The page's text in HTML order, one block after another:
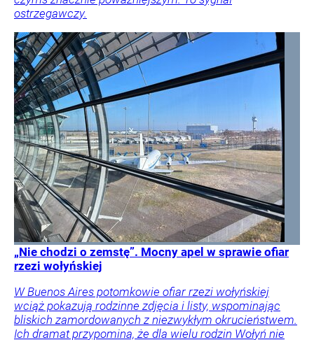
ostrzegawczy.
„Nie chodzi o zemstę”. Mocny apel w sprawie ofiar
rzezi wołyńskiej
W Buenos Aires potomkowie ofiar rzezi wołyńskiej
wciąż pokazują rodzinne zdjęcia i listy, wspominając
bliskich zamordowanych z niezwykłym okrucieństwem.
Ich dramat przypomina, że dla wielu rodzin Wołyń nie